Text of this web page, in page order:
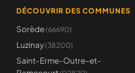
DÉCOUVRIR DES COMMUNES
Sorède(66690)
Luzinay(38200)
Saint-Erme-Outre-et-